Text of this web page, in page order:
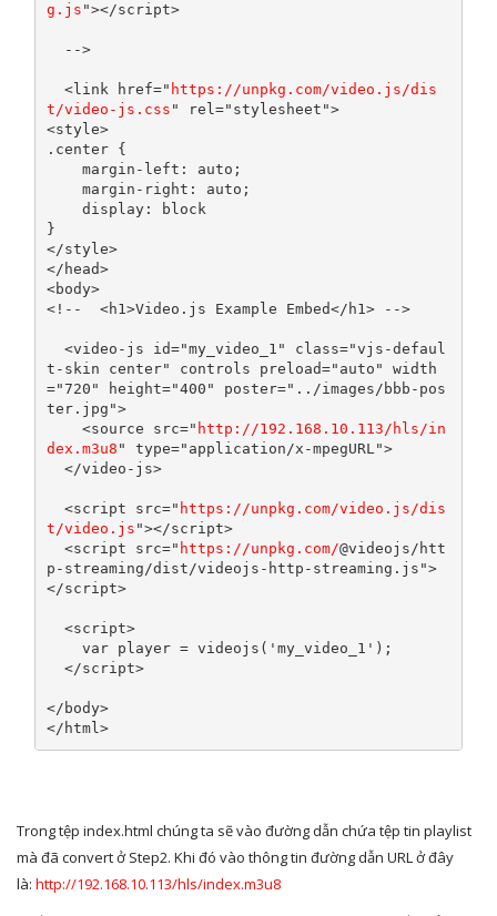
g.js "></script>
  -->
<link href=" https://unpkg.com/video.js/dis
t/video-js.css " rel="stylesheet">
<style>
. center {
    margin
- left : auto ;
    margin
- right : auto ;
    display
:
block
}
</style>
</head>
<body>
<!--  <h1>Video.js Example Embed</h1> -->
<video-js id="my_video_1" class="vjs-defaul
t-skin center"
controls preload="auto"
width
="720" height="400" poster="../images/bbb-pos
ter.jpg">
<source
src=" http://192.168.10.113/hls/in
dex.m3u8 " type="application/x-mpegURL">
</video-js>
<script src=" https://unpkg.com/video.js/dis
t/video.js "></script>
<script
src=" https://unpkg.com/@videojs/htt
p-streaming/dist/videojs-http-streaming.js">
</script>
<script>
var player = videojs ( 'my_video_1' );
</script>
</body>
</html>
Trong tệp index.html chúng ta sẽ vào đường dẫn chứa tệp tin playlist
mà đã convert ở Step2. Khi đó vào thông tin đường dẫn URL ở đây
là: http://192.168.10.113/hls/index.m3u8